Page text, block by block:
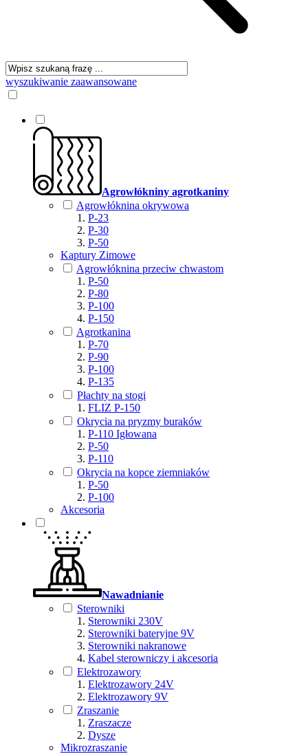
wyszukiwanie zaawansowane
Agrowłókniny agrotkaniny
Agrowłóknina okrywowa
P-23
P-30
P-50
Kaptury Zimowe
Agrowłóknina przeciw chwastom
P-50
P-80
P-100
P-150
Agrotkanina
P-70
P-90
P-100
P-135
Płachty na stogi
FLIZ P-150
Okrycia na pryzmy buraków
P-110 Igłowana
P-50
P-110
Okrycia na kopce ziemniaków
P-50
P-100
Akcesoria
Nawadnianie
Sterowniki
Sterowniki 230V
Sterowniki bateryjne 9V
Sterowniki nakranowe
Kabel sterowniczy i akcesoria
Elektrozawory
Elektrozawory 24V
Elektrozawory 9V
Zraszanie
Zraszacze
Dysze
Mikrozraszanie